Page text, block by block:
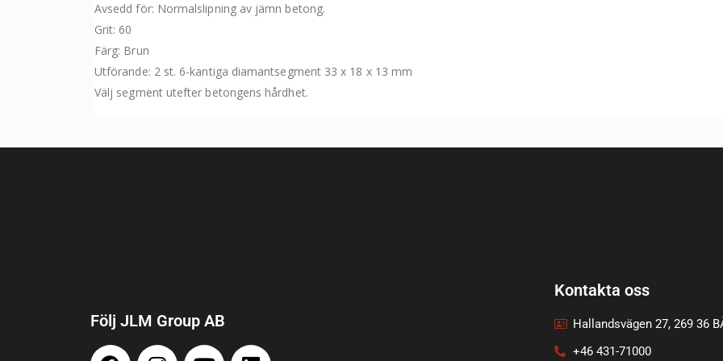
Avsedd för: Normalslipning av jämn betong.
Grit: 60
Färg: Brun
Utförande: 2 st. 6-kantiga diamantsegment 33 x 18 x 13 mm
Välj segment utefter betongens hårdhet.
Följ JLM Group AB
Kontakta oss
Hallandsvägen 27, 269 36
+46 431-71000